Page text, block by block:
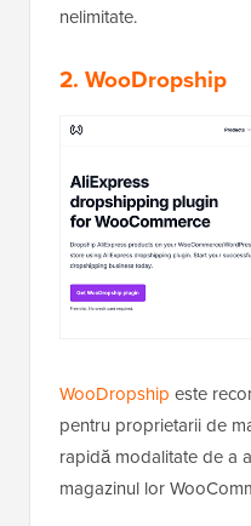
nelimitate.
2. WooDropship
WooDropship este
pentru proprietarii de
rapidă modalitate de a
magazinul lor